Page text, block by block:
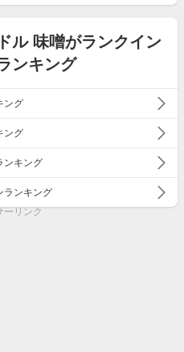
ル 味噌がランクイン
ンキング
ング
ング
ンキング
ランキング
ーリンク